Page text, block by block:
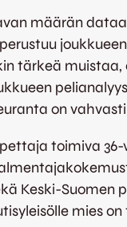
määrän
tärkeä
on
toimiva
Keski-
mies